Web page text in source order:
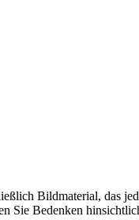
Bildmaterial, das
Sie Bedenken